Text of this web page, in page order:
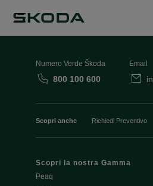
Numero Verde Škoda
800 100 600
Email
Scopri anche Richiedi Preventivo
Scopri la nostra Gamma
Peaq